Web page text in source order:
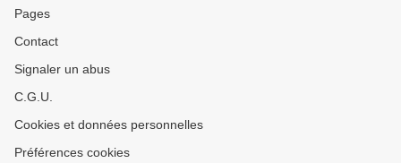
Pages
Contact
Signaler un abus
C.G.U.
Cookies et données personnelles
Préférences cookies